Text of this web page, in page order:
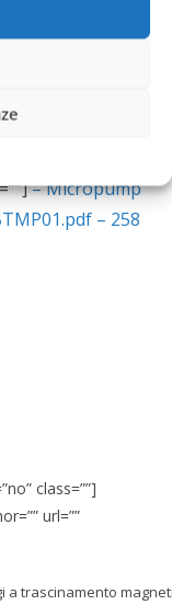
– Micropump
– 258
class=””]
url=””
a trascinamento